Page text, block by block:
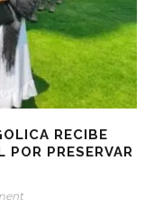
RECIBE
POR PRESERVAR